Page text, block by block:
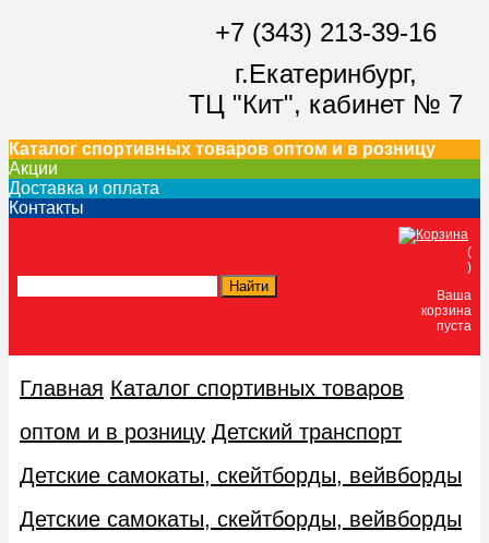
+7 (343) 213-39-16
г.Екатеринбург,
ТЦ "Кит", кабинет № 7
Каталог спортивных товаров оптом и в розницу
Акции
Доставка и оплата
Контакты
(
)
Ваша
корзина
пуста
Главная Каталог спортивных товаров
оптом и в розницу Детский транспорт
Детские самокаты, скейтборды, вейвборды
Детские самокаты, скейтборды, вейвборды